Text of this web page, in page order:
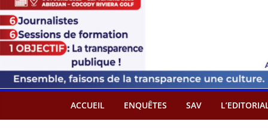
ACCUEIL ENQUÊTES SAV